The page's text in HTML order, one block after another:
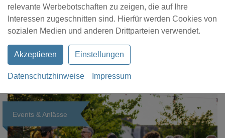
relevante Werbebotschaften zu zeigen, die auf Ihre
Interessen zugeschnitten sind. Hierfür werden Cookies von
sozialen Medien und anderen Drittparteien verwendet.
Akzeptieren Einstellungen
Datenschutzhinweise Impressum
Kontakt Location eintragen Profil
Events & Anlässe
Events & Anlässe